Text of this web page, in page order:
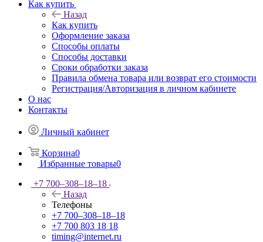
Как купить
Назад
Как купить
Оформление заказа
Способы оплаты
Способы доставки
Сроки обработки заказа
Правила обмена товара или возврат его стоимости
Регистрация/Авторизация в личном кабинете
О нас
Контакты
Личный кабинет
Корзина0
Избранные товары0
+7 700‒308‒18‒18
Назад
Телефоны
+7 700‒308‒18‒18
+7 700 803 18 18
timing@internet.ru